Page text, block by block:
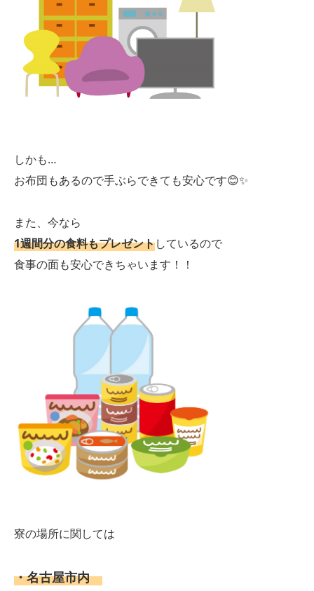
しかも…
お布団もあるので手ぶらできても安心です😊✨
また、今なら
1週間分の食料もプレゼントしているので
食事の面も安心できちゃいます！！
寮の場所に関しては
・名古屋市内